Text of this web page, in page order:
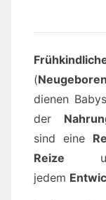
(
dienen
der
sind eine
Reize
jedem